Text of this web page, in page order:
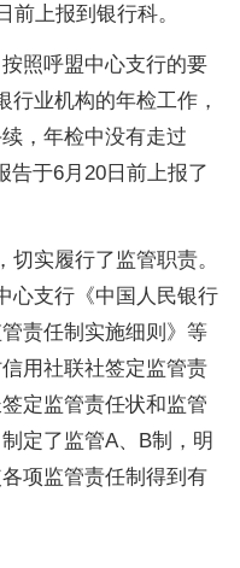
前上报到银行科。
照呼盟中心支行的要
行业机构的年检工作，
，年检中没有走过
告于6月20日前上报了
实履行了监管职责。
心支行《中国人民银行
责任制实施细则》等
用社联社签定监管责
定监管责任状和监管
定了监管A、B制，明
项监管责任制得到有